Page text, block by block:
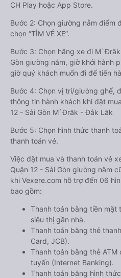
CH Play hoặc App Store.
Bước 2: Chọn giường nằm điểm
chọn “TÌM VÉ XE”.
Bước 3: Chọn hãng xe đi
Gòn giường nằm, giờ khởi hành
giờ quý khách muốn đi để tiến
Bước 4: Chọn vị trí/giường ghế,
thông tin hành khách khi đặt
12 - Sài Gòn M`Đrăk - Đắk Lắk
Bước 5: Chọn hình thức thanh
thanh toán vé.
Việc đặt mua và thanh toán vé
Quận 12 - Sài Gòn giường nằm
khi Vexere.com hỗ trợ đến 06
bao gồm:
Thanh toán bằng tiền mặt
siêu thị gần nhà.
Thanh toán bằng thẻ
Card, JCB).
Thanh toán bằng thẻ
tuyến (Internet Banking).
Thanh toán bằng hình